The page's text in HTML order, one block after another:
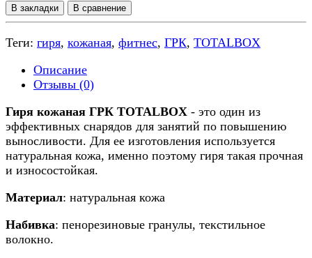
В закладки В сравнение
Теги: гиря, кожаная, фитнес, ГРК, TOTALBOX
Описание
Отзывы (0)
Гиря кожаная ГРК TOTALBOX - это один из
эффективных снарядов для занятий по повышению
выносливости. Для ее изготовления используется
натуральная кожа, именно поэтому гиря такая прочная
и износостойкая.
Материал: натуральная кожа
Набивка: пенорезиновые гранулы, текстильное
волокно.